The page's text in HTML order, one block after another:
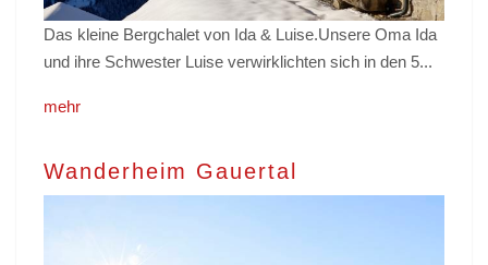
Das kleine Bergchalet von Ida & Luise.Unsere Oma Ida
und ihre Schwester Luise verwirklichten sich in den 5...
mehr
Wanderheim Gauertal